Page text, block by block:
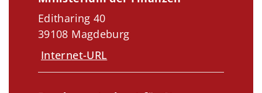
Editharing 40
39108 Magdeburg
Internet-URL